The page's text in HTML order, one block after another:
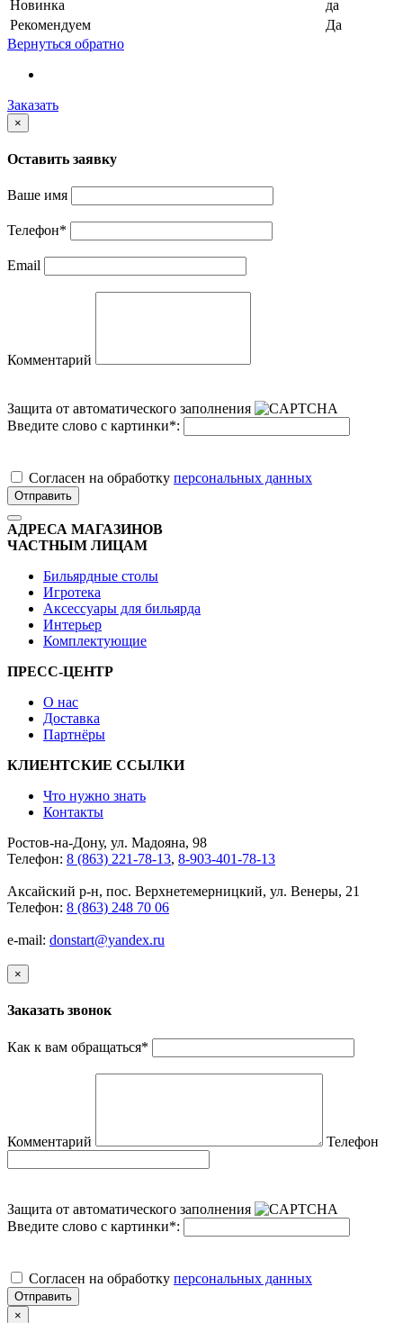
Новинка
да
Рекомендуем
Да
Вернуться обратно
Заказать
×
Оставить заявку
Ваше имя
Телефон*
Email
Комментарий
Защита от автоматического заполнения
Введите слово с картинки*:
Cогласен на обработку персональных данных
Отправить
АДРЕСА МАГАЗИНОВ
ЧАСТНЫМ ЛИЦАМ
Бильярдные столы
Игротека
Аксессуары для бильярда
Интерьер
Комплектующие
ПРЕСС-ЦЕНТР
О нас
Доставка
Партнёры
КЛИЕНТСКИЕ ССЫЛКИ
Что нужно знать
Контакты
Ростов-на-Дону, ул. Мадояна, 98
Телефон: 8 (863) 221-78-13, 8-903-401-78-13
Аксайский р-н, пос. Верхнетемерницкий, ул. Венеры, 21
Телефон: 8 (863) 248 70 06
e-mail: donstart@yandex.ru
×
Заказать звонок
Как к вам обращаться*
Комментарий Телефон
Защита от автоматического заполнения
Введите слово с картинки*:
Cогласен на обработку персональных данных
Отправить
×